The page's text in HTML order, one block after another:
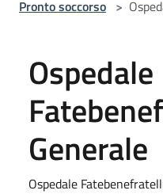
Pronto soccorso >
Ospedale
Generale
Ospedale